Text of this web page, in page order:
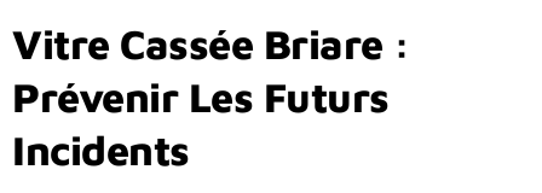
Vitre Cassée Briare :
Prévenir Les Futurs
Incidents